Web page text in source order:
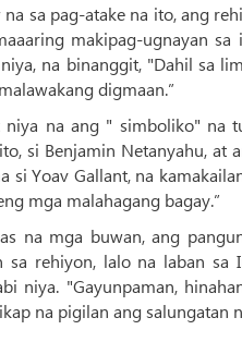
sa pag-atake na ito, ang
makipag-ugnayan
na binanggit, "Dahil sa
digmaan.”
niya na ang " simboliko" na
si Benjamin Netanyahu, at
si Yoav Gallant, na
mga malahagang bagay.”
na mga buwan, ang
sa rehiyon, lalo na laban
niya. "Gayunpaman,
na pigilan ang salungatan